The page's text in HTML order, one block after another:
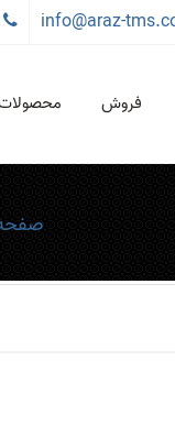
info@araz-
فروش